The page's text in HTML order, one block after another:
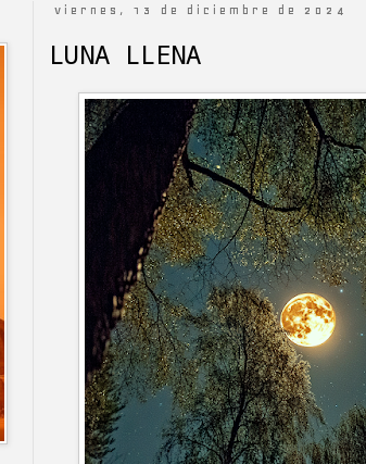
viernes, 13 de diciembre de 2024
LUNA LLENA